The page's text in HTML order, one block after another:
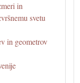
in
svetu
in geometrov